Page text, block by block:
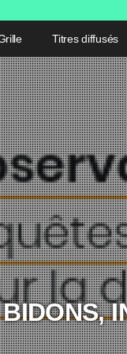
Titres diffusés